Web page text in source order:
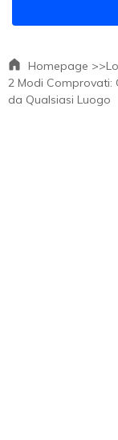
Homepage >>
2 Modi Comprovati:
da Qualsiasi Luogo